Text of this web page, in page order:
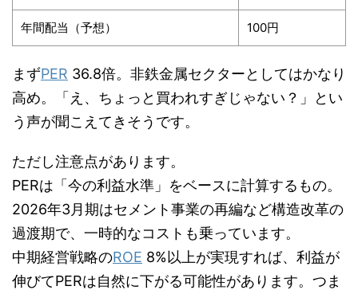
年間配当（予想） 100円
まずPER 36.8倍。非鉄金属セクターとしてはかなり
高め。「え、ちょっと買われすぎじゃない？」とい
う声が聞こえてきそうです。
ただし注意点があります。
PERは「今の利益水準」をベースに計算するもの。
2026年3月期はセメント事業の再編など構造改革の
過渡期で、一時的なコストも乗っています。
中期経営戦略のROE 8%以上が実現すれば、利益が
伸びてPERは自然に下がる可能性があります。つま